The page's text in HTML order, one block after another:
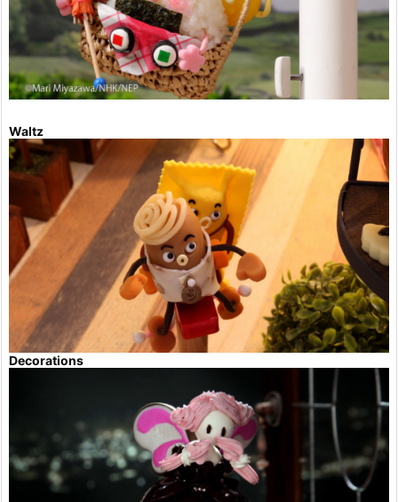
Waltz
Decorations